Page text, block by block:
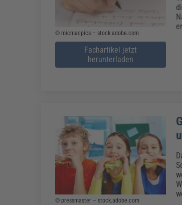
Energie & Umwelt
Führung & Management
Gesundheit & Pflege
Kommunales
Fachpublikationen & Arbeitshilfen
Weiterbildungen (AKADEMIE HERKERT)
Bau, Immobilien & Gebäudemanagement
Künstliche Intelligenz
Personalwesen
Personal, Ausbildung & Recht
Reisekosten und Finanzen
© micmacpics – stock.adobe.com
Fachartikel jetzt
herunterladen
© pressmaster – stock.adobe.com